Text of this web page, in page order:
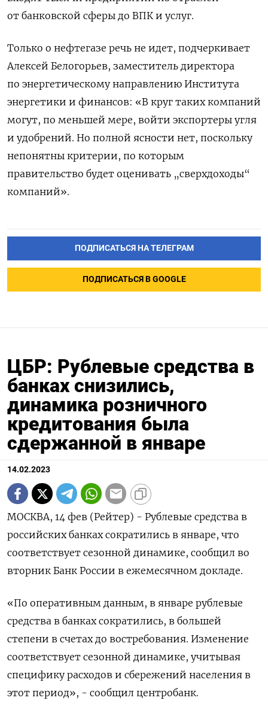
от банковской сферы до ВПК и услуг.
Только о нефтегазе речь не идет, подчеркивает
Алексей Белогорьев, заместитель директора
по энергетическому направлению Института
энергетики и финансов: «В круг таких компаний
могут, по меньшей мере, войти экспортеры угля
и удобрений. Но полной ясности нет, поскольку
непонятны критерии, по которым
правительство будет оценивать „сверхдоходы“
компаний».
ПОДПИСАТЬСЯ НА ТЕЛЕГРАМ
ПОДПИСАТЬСЯ В GOOGLE
ЦБР: Рублевые средства в
банках снизились,
динамика розничного
кредитования была
сдержанной в январе
14.02.2023
МОСКВА, 14 фев (Рейтер) - Рублевые средства в
российских банках сократились в январе, что
соответствует сезонной динамике, сообщил во
вторник Банк России в ежемесячном докладе.
«По оперативным данным, в январе рублевые
средства в банках сократились, в большей
степени в счетах до востребования. Изменение
соответствует сезонной динамике, учитывая
специфику расходов и сбережений населения в
этот период», - сообщил центробанк.